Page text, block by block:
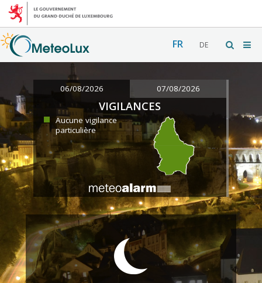
FR DE
06/08/2026 07/08/2026
VIGILANCES
Aucune vigilance
particulière